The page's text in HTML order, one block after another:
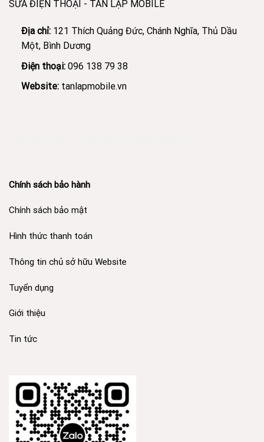
SỬA ĐIỆN THOẠI - TÂN LẬP MOBILE
Địa chỉ: 121 Thích Quảng Đức, Chánh Nghĩa, Thủ Dầu
Một, Bình Dương
Điện thoại: 096 138 79 38
Website: tanlapmobile.vn
Chính sách bảo hành
Chính sách bảo mật
Hình thức thanh toán
Thông tin chủ sở hữu Website
Tuyển dụng
Giới thiệu
Tin tức